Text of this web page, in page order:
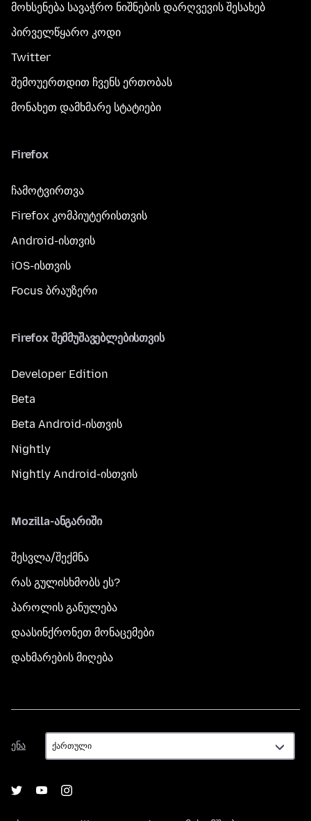
მოხსენება სავაჭრო ნიშნების დარღვევის შესახებ
პირველწყარო კოდი
Twitter
შემოუერთდით ჩვენს ერთობას
მონახეთ დამხმარე სტატიები
Firefox
ჩამოტვირთვა
Firefox კომპიუტერისთვის
Android-ისთვის
iOS-ისთვის
Focus ბრაუზერი
Firefox შემმუშავებლებისთვის
Developer Edition
Beta
Beta Android-ისთვის
Nightly
Nightly Android-ისთვის
Mozilla-ანგარიში
შესვლა/შექმნა
რას გულისხმობს ეს?
პაროლის განულება
დაასინქრონეთ მონაცემები
დახმარების მიღება
ენა
ენა